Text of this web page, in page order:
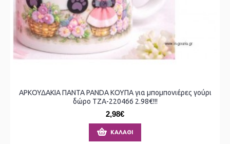
ΑΡΚΟΥΔΑΚΙΑ ΠΑΝΤΑ PANDA ΚΟΥΠΑ για μπομπονιέρες γούρι
δώρο ΤΖΑ-220466 2.98€!!!
2,98€
ΚΑΛΆΘΙ